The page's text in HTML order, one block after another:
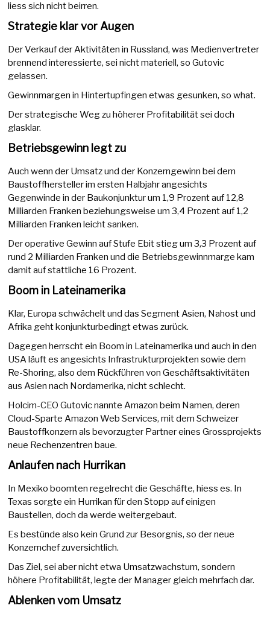
liess sich nicht beirren.
Strategie klar vor Augen
Der Verkauf der Aktivitäten in Russland, was Medienvertreter
brennend interessierte, sei nicht materiell, so Gutovic
gelassen.
Gewinnmargen in Hintertupfingen etwas gesunken, so what.
Der strategische Weg zu höherer Profitabilität sei doch
glasklar.
Betriebsgewinn legt zu
Auch wenn der Umsatz und der Konzerngewinn bei dem
Baustoffhersteller im ersten Halbjahr angesichts
Gegenwinde in der Baukonjunktur um 1,9 Prozent auf 12,8
Milliarden Franken beziehungsweise um 3,4 Prozent auf 1,2
Milliarden Franken leicht sanken.
Der operative Gewinn auf Stufe Ebit stieg um 3,3 Prozent auf
rund 2 Milliarden Franken und die Betriebsgewinnmarge kam
damit auf stattliche 16 Prozent.
Boom in Lateinamerika
Klar, Europa schwächelt und das Segment Asien, Nahost und
Afrika geht konjunkturbedingt etwas zurück.
Dagegen herrscht ein Boom in Lateinamerika und auch in den
USA läuft es angesichts Infrastrukturprojekten sowie dem
Re-Shoring, also dem Rückführen von Geschäftsaktivitäten
aus Asien nach Nordamerika, nicht schlecht.
Holcim-CEO Gutovic nannte Amazon beim Namen, deren
Cloud-Sparte Amazon Web Services, mit dem Schweizer
Baustoffkonzern als bevorzugter Partner eines Grossprojekts
neue Rechenzentren baue.
Anlaufen nach Hurrikan
In Mexiko boomten regelrecht die Geschäfte, hiess es. In
Texas sorgte ein Hurrikan für den Stopp auf einigen
Baustellen, doch da werde weitergebaut.
Es bestünde also kein Grund zur Besorgnis, so der neue
Konzernchef zuversichtlich.
Das Ziel, sei aber nicht etwa Umsatzwachstum, sondern
höhere Profitabilität, legte der Manager gleich mehrfach dar.
Ablenken vom Umsatz